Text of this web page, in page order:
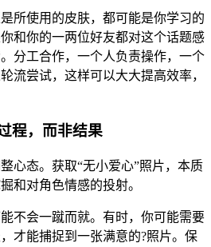
所使用的皮肤，都可能是你学习的
和你的一两位好友都对这个话题感
分工合作，一个人负责操作，一个
流尝试，这样可以大大提高效率，
程，而非结果
心态。获取“无小爱心”照片，本质
和对角色情感的投射。
不会一蹴而就。有时，你可能需要
才能捕捉到一张满意的?照片。保